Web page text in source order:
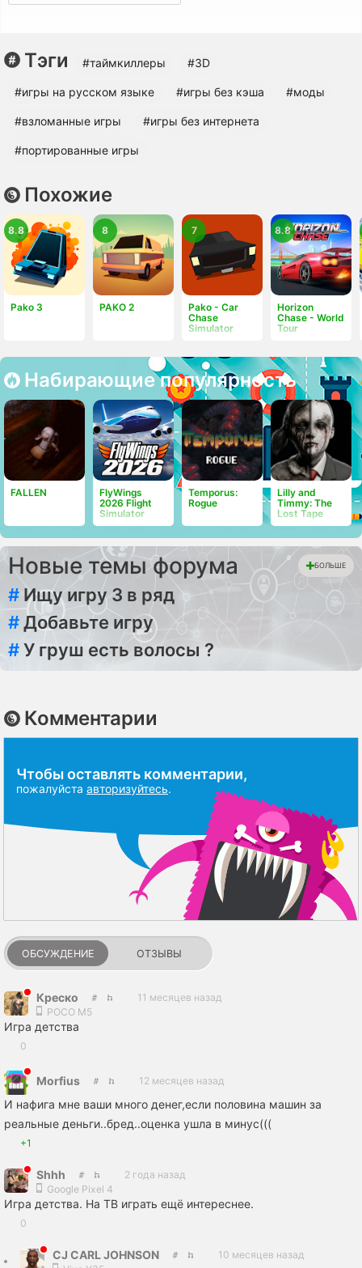
Тэги #таймкиллеры #3D
#игры на русском языке #игры без кэша #моды
#взломанные игры #игры без интернета
#портированные игры
Похожие
Pako 3
8.8
PAKO 2
8
Pako - Car
Chase
Simulator
7
Horizon
Chase - World
Tour
8.8
Набирающие популярность
FALLEN
FlyWings
2026 Flight
Simulator
Temporus:
Rogue
Lilly and
Timmy: The
Lost Tape
Новые темы форума БОЛЬШЕ
# Ищу игру 3 в ряд
#Добавьте игру
#У груш есть волосы ?
Комментарии
Чтобы оставлять комментарии,
пожалуйста авторизуйтесь.
ОБСУЖДЕНИЕ ОТЗЫВЫ
Креско
11 месяцев назад
POCO M5
Игра детства
0
Мorfius 12 месяцев назад
И нафига мне ваши много денег,если половина машин за
реальные деньги..бред..оценка ушла в минус(((
+1
Shhh
2 года назад
Google Pixel 4
Игра детства. На ТВ играть ещё интереснее.
0
CJ CARL JOHNSON
10 месяцев назад